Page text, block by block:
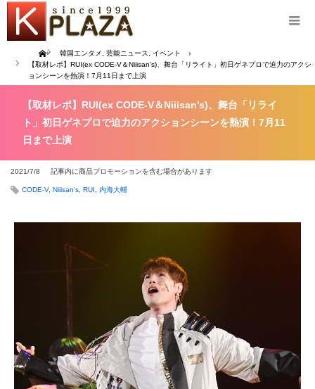
Home 韓国エンタメ 芸能ニュース
イベント
【取材レポ】RUI(ex CODE-V＆Niiisan’s)、舞台「リライト」初日ゲネプロで迫力のアクシ
ョンシーンを熱演！7月11日まで上演
【取材レポ】RUI(ex CODE-V＆Niiisan’s)、舞台「リライ
ト」初日ゲネプロで迫力のアクションシーンを熱演！7月11
日まで上演
2021/7/8 記事内に商品プロモーションを含む場合があります
CODE-V, Niiisan's RUI 内海大輔